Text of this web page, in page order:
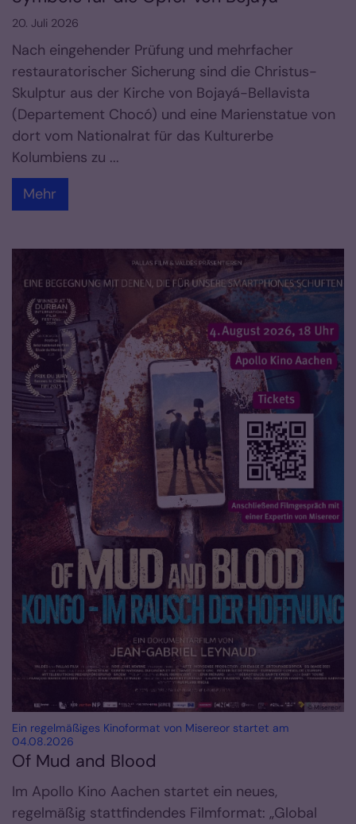
20. Juli 2026
Nach eingehender Prüfung und mehrfacher
restauratorischer Sicherung sind die Christus-
Skulptur aus der Kirche von Bojayá-Bellavista
(Departement Chocó) und eine Marienstatue von
dort vom Nationalrat für das Kulturerbe
Kolumbiens zu ...
Mehr
© Misereor
Ein regelmäßiges Kinoformat von Misereor startet am
04.08.2026
Of Mud and Blood
Im Apollo Kino Aachen startet ein neues,
regelmäßig stattfindendes Filmformat: „Global